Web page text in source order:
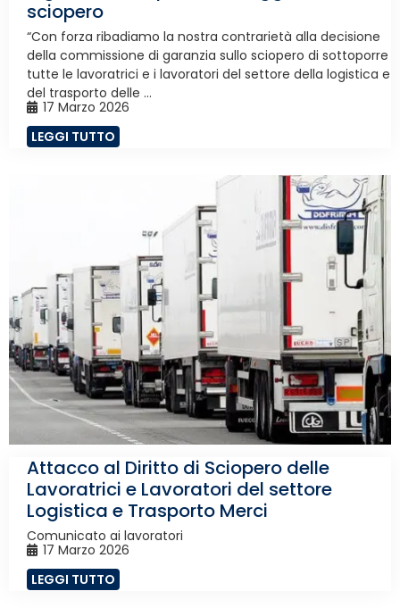
sciopero
“Con forza ribadiamo la nostra contrarietà alla decisione
della commissione di garanzia sullo sciopero di sottoporre
tutte le lavoratrici e i lavoratori del settore della logistica e
del trasporto delle ...
17 Marzo 2026
LEGGI TUTTO
Attacco al Diritto di Sciopero delle
Lavoratrici e Lavoratori del settore
Logistica e Trasporto Merci
Comunicato ai lavoratori
17 Marzo 2026
LEGGI TUTTO